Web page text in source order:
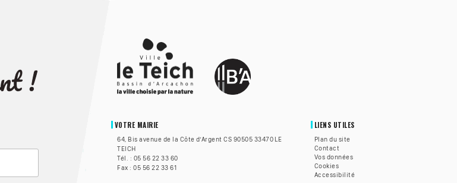
VOTRE MAIRIE
64, Bis avenue de la Côte d’Argent CS 90505 33470 LE
TEICH
Tél. : 05 56 22 33 60
Fax : 05 56 22 33 61
LIENS UTILES
Plan du site
Contact
Vos données
Cookies
Accessibilité